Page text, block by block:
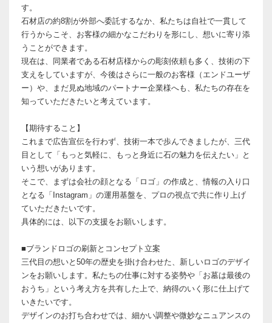
す。
石材店の約8割が外部へ委託するなか、私たちは自社で一貫して
行うからこそ、お客様の細かなこだわりを形にし、想いに寄り添
うことができます。
現在は、同業者である石材店様からの彫刻依頼も多く、技術の下
支えをしていますが、今後はさらに一般のお客様（エンドユーザ
ー）や、まだ見ぬ地域のパートナー企業様へも、私たちの存在を
知っていただきたいと考えています。
【期待すること】
これまで広告宣伝を行わず、技術一本で歩んできましたが、三代
目として「もっと気軽に、もっと身近に石の魅力を伝えたい」と
いう想いがあります。
そこで、まずは会社の顔となる「ロゴ」の作成と、情報の入り口
となる「Instagram」の運用基盤を、プロの視点で共に作り上げ
ていただきたいです。
具体的には、以下の支援をお願いします。
■ブランドロゴの刷新とコンセプト立案
三代目の想いと50年の歴史を掛け合わせた、新しいロゴのデザイ
ンをお願いします。私たちの仕事に対する姿勢や「お墓は最後の
おうち」という考え方を共有した上で、納得のいく形に仕上げて
いきたいです。
デザインのお打ち合わせでは、細かい調整や微妙なニュアンスの